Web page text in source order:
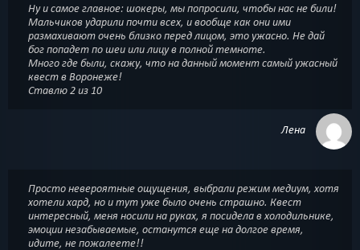
Ну и самое главное: шокеры, мы попросили, чтобы нас не били!
Мальчиков ударили почти всех, и вообще как они ими
размахивают очень близко перед лицом, это ужасно. Не дай
бог попадет по шеи или лицу в полной темноте.
Много где были, скажу, что на данный момент самый ужасный
квест в Воронеже!
Ставлю 2 из 10
Лена
Просто невероятные ощущения, выбрали режим медиум, хотя
хотели хард, но и тут уже было очень страшно. Квест
интересный, меня носили на руках, я посидела в холодильнике,
эмоции незабываемые, останутся еще на долгое время,
идите, не пожалеете!!